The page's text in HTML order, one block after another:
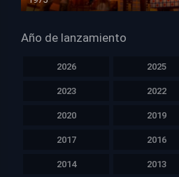
HD 1080p
Año de lanzamiento
2026 2025
2023 2022
2020 2019
2017 2016
2014 2013